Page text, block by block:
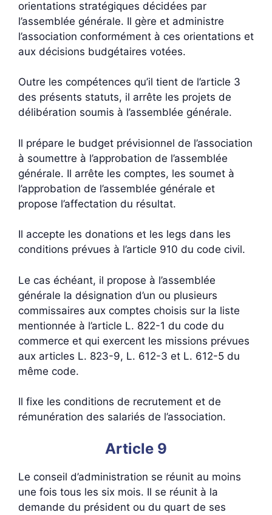
orientations stratégiques décidées par
l’assemblée générale. Il gère et administre
l’association conformément à ces orientations et
aux décisions budgétaires votées.
Outre les compétences qu’il tient de l’article 3
des présents statuts, il arrête les projets de
délibération soumis à l’assemblée générale.
Il prépare le budget prévisionnel de l’association
à soumettre à l’approbation de l’assemblée
générale. Il arrête les comptes, les soumet à
l’approbation de l’assemblée générale et
propose l’affectation du résultat.
Il accepte les donations et les legs dans les
conditions prévues à l’article 910 du code civil.
Le cas échéant, il propose à l’assemblée
générale la désignation d’un ou plusieurs
commissaires aux comptes choisis sur la liste
mentionnée à l’article L. 822-1 du code du
commerce et qui exercent les missions prévues
aux articles L. 823-9, L. 612-3 et L. 612-5 du
même code.
Il fixe les conditions de recrutement et de
rémunération des salariés de l’association.
Article 9
Le conseil d’administration se réunit au moins
une fois tous les six mois. Il se réunit à la
demande du président ou du quart de ses